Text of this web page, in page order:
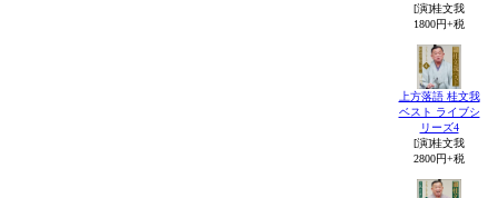
[演]桂文我
1800円+税
上方落語 桂文我
ベスト ライブシ
リーズ4
[演]桂文我
2800円+税